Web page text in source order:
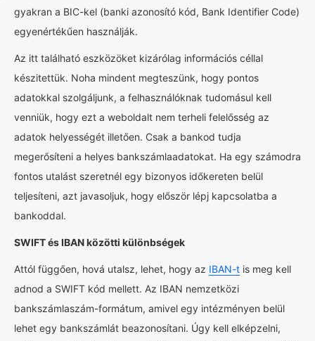
gyakran a BIC-kel (banki azonosító kód, Bank Identifier Code)
egyenértékűen használják.
Az itt található eszközöket kizárólag információs céllal
készitettük. Noha mindent megteszünk, hogy pontos
adatokkal szolgáljunk, a felhasználóknak tudomásul kell
venniük, hogy ezt a weboldalt nem terheli felelősség az
adatok helyességét illetően. Csak a bankod tudja
megerősíteni a helyes bankszámlaadatokat. Ha egy számodra
fontos utalást szeretnél egy bizonyos időkereten belül
teljesíteni, azt javasoljuk, hogy először lépj kapcsolatba a
bankoddal.
SWIFT és IBAN közötti különbségek
Attól függően, hová utalsz, lehet, hogy az IBAN-t is meg kell
adnod a SWIFT kód mellett. Az IBAN nemzetközi
bankszámlaszám-formátum, amivel egy intézményen belül
lehet egy bankszámlát beazonosítani. Úgy kell elképzelni,